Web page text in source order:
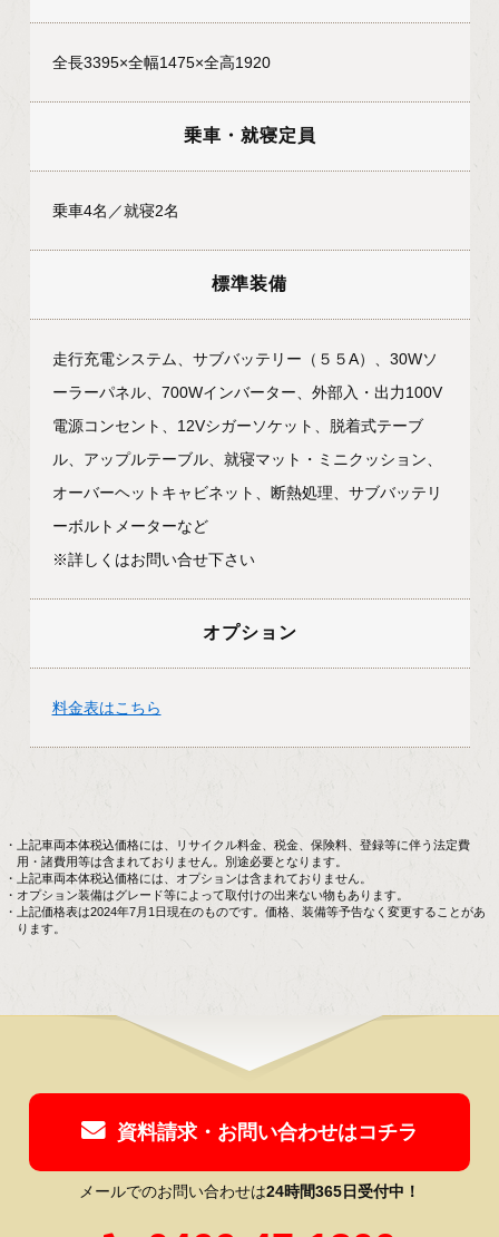
全長3395×全幅1475×全高1920
乗車・就寝定員
乗車4名／就寝2名
標準装備
走行充電システム、サブバッテリー（５５A）、30Wソ
ーラーパネル、700Wインバーター、外部入・出力100V
電源コンセント、12Vシガーソケット、脱着式テーブ
ル、アップルテーブル、就寝マット・ミニクッション、
オーバーヘットキャビネット、断熱処理、サブバッテリ
ーボルトメーターなど
※詳しくはお問い合せ下さい
オプション
料金表はこちら
上記車両本体税込価格には、リサイクル料金、税金、保険料、登録等に伴う法定費
用・諸費用等は含まれておりません。別途必要となります。
上記車両本体税込価格には、オプションは含まれておりません。
オプション装備はグレード等によって取付けの出来ない物もあります。
上記価格表は2024年7月1日現在のものです。価格、装備等予告なく変更することがあ
ります。
資料請求・お問い合わせはコチラ
メールでのお問い合わせは24時間365日受付中！